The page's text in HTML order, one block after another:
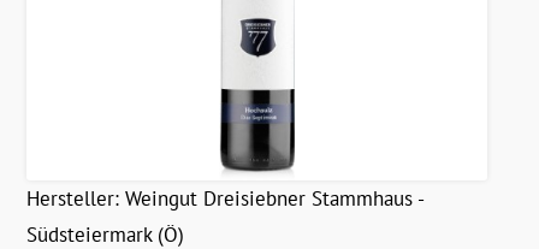
Hersteller:Weingut Dreisiebner Stammhaus -
Südsteiermark (Ö)